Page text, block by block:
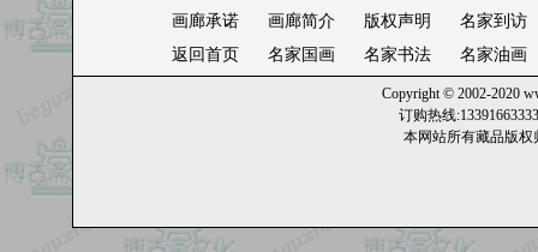
画廊承诺 画廊简介 版权声明
名家到访
返回首页
名家国画 名家书法 名家油画
Copyright © 2002-2020
订购热线
本网站所有藏品版